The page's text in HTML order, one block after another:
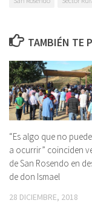
TAMBIÉN TE
“Es algo que no
a ocurrir” coinciden
de San Rosendo en
de don Ismael
28 DICIEMBRE, 2018